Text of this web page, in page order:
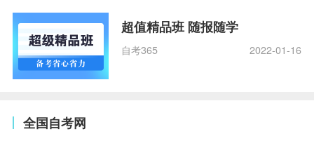
超值精品班 随报随学
自考365 2022-01-16
全国自考网